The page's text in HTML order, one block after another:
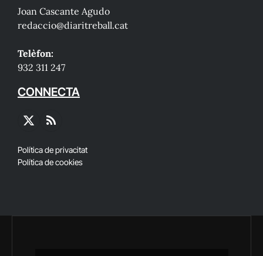
Joan Cascante Agudo
redaccio@diaritreball.cat
Telèfon:
932 311 247
CONNECTA
X
RSS
Política de privacitat
Política de cookies